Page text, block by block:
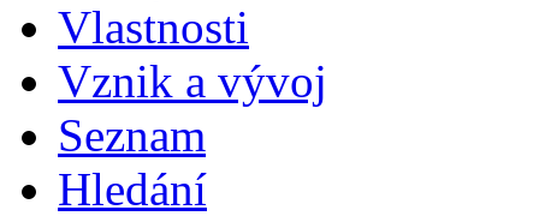
Vlastnosti
Vznik a vývoj
Seznam
Hledání